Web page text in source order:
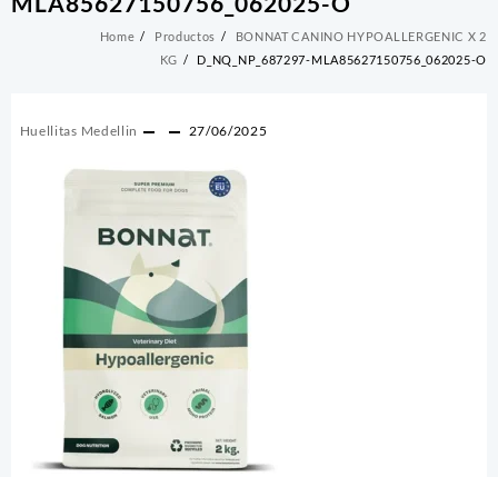
Home Productos
BONNAT CANINO HYPOALLERGENIC X 2
KG
D_NQ_NP_687297-MLA85627150756_062025-O
Huellitas Medellin 27/06/2025